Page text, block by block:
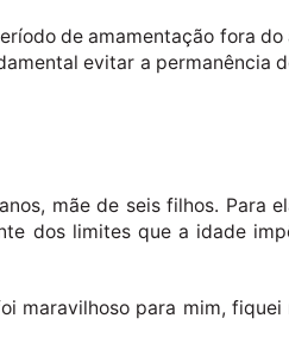
de amamentação fora
evitar a permanência
mãe de seis filhos. Para
dos limites que a idade
maravilhoso para mim,